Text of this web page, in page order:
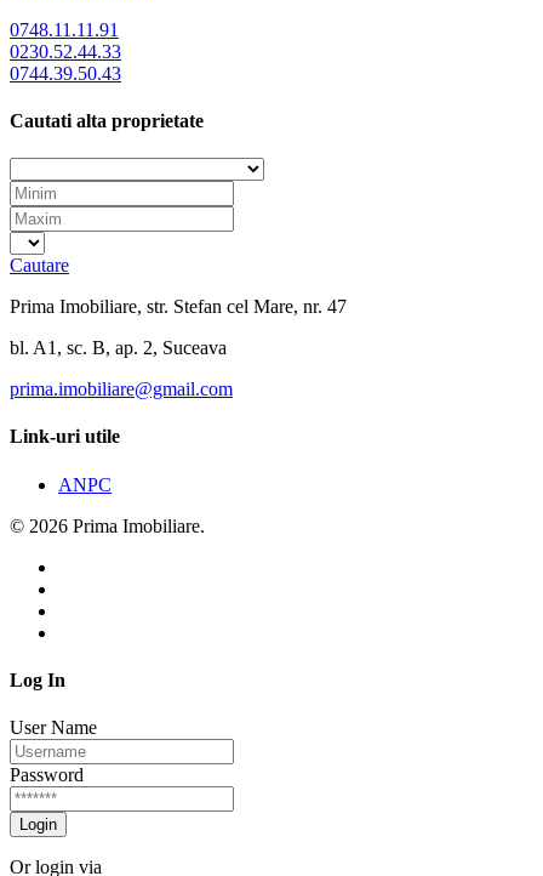
0748.11.11.91
0230.52.44.33
0744.39.50.43
Cautati alta proprietate
Cautare
Prima Imobiliare, str. Stefan cel Mare, nr. 47
bl. A1, sc. B, ap. 2, Suceava
prima.imobiliare@gmail.com
Link-uri utile
ANPC
© 2026 Prima Imobiliare.
Log In
User Name
Password
Login
Or login via